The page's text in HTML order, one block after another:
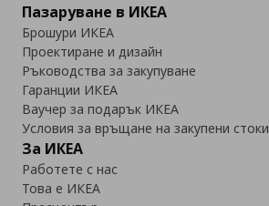
Пазаруване в ИКЕА
Брошури ИКЕА
Проектиране и дизайн
Ръководства за закупуване
Гаранции ИКЕА
Ваучер за подарък ИКЕА
Условия за връщане на закупени стоки
За ИКЕА
Работете с нас
Това е ИКЕА